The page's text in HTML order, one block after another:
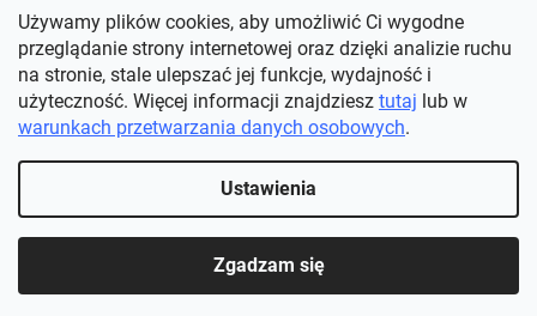
Używamy plików cookies, aby umożliwić Ci wygodne
przeglądanie strony internetowej oraz dzięki analizie ruchu
na stronie, stale ulepszać jej funkcje, wydajność i
użyteczność. Więcej informacji znajdziesz tutaj lub w
warunkach przetwarzania danych osobowych.
Ustawienia
Zgadzam się